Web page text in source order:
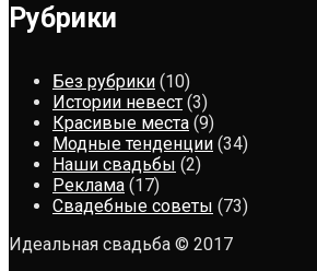
Рубрики
Без рубрики (10)
Истории невест (3)
Красивые места (9)
Модные тенденции (34)
Наши свадьбы (2)
Реклама (17)
Свадебные советы (73)
Идеальная свадьба © 2017